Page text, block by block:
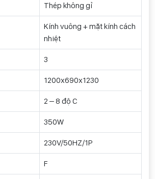
Thép không gỉ
Kính vuông + mặt kính cách
nhiệt
3
1200x690x1230
2 – 8 độ C
350W
230V/50HZ/1P
F